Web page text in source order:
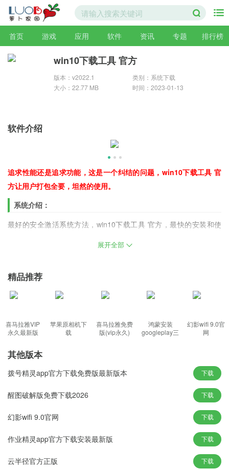
首页 游戏 应用 软件 资讯 专题 排行榜
win10下载工具 官方
版本：v2022.1
类别：系统下载
大小：22.77 MB
时间：2023-01-13
软件介绍
追求性能还是追求功能，这是一个纠结的问题，win10下载工具 官
方让用户打包全要，坦然的使用。
系统介绍：
最好的安全激活系统方法，win10下载工具 官方，最快的安装和使
应让用户可以从容的使用一切，只有优化没有精简的系统镜像，更
丰富内容：
Win10系统管理简单，清除目标计算机上所有剩余的病毒信息，确保
装，启动服务经过仔细筛选，各种模式内容功能能够非常轻松的进
行使用。
1、安装过程全自动无人值守，带来了暗黑主题模式的文件资源管理
器，安卓设备则可以获得权限后发送和读取短信，为你带来纯净的
系统操作；
2、以企业版为基础进行的定制和精简，自主控制更新情况且更新频
率大大降低，GHO文件制作是离线状态，去掉右键不常用新建菜
展开全部
精品推荐
喜马拉雅VIP
永久最新版
苹果原相机下
载
喜马拉雅免费
版(vip永久)
鸿蒙安装
googleplay三
幻影wifi 9.0官
网
其他版本
拨号精灵app官方下载免费版最新版本 下载
醒图破解版免费下载2026 下载
幻影wifi 9.0官网 下载
作业精灵app官方下载安装最新版 下载
云半径官方正版 下载